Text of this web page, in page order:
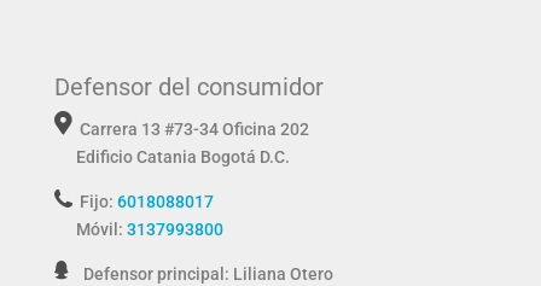
Defensor del consumidor
Carrera 13 #73-34 Oficina 202
Edificio Catania Bogotá D.C.
Fijo: 6018088017
Móvil: 3137993800
Defensor principal: Liliana Otero